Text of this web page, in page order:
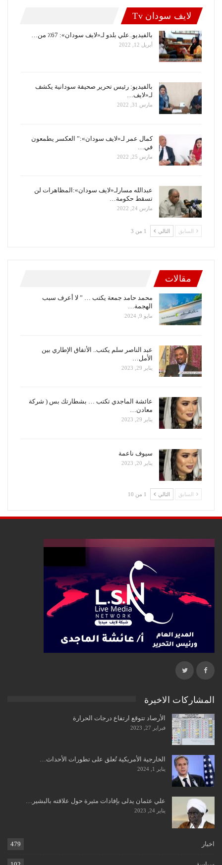
لايف سودان Tv
بالفيديو..علي بلدو لـ«لايف سودان»: 67٪ من…
أبريل 12, 2022
بالفيديو: رئيس تحرير صحيفة سودانية يكشف
لـ«لايف…
مارس 31, 2022
كمال عمر لـ«لايف سودان»:” العكسر يطمعون
في…
مارس 25, 2022
عبدالله مسارلـ«لايف سودان»:المظاهرات لن
تسقط حكومة…
مارس 24, 2022
السابق التالي 1 من 3
مقالات
محمد حامد جمعة يكتب … ” لا أعرف سبب
الهجمة…
مايو 9, 2024
عبد الناصر سلم يكتب.. الأتفاق الإطاري بين
الأمل…
يناير 29, 2023
عائشة الماجدي تكتب … بشطارتك بس ( شركة
معادن…
يناير 29, 2023
سيوف ناعمة
يناير 20, 2023
السابق التالي 1 من 10
المشاركات الاخيرة
الأرصاد تتوقع ارتفاع درجات الحرارة
فبراير 27, 2023
الخارجية الأمريكية تُعلق على تطورات الأحداث…
يناير 1, 2024
علي عثمان يدلى بإفادات مثيرة حول علاقته بالبشير…
يناير 24, 2023
اخبار 479